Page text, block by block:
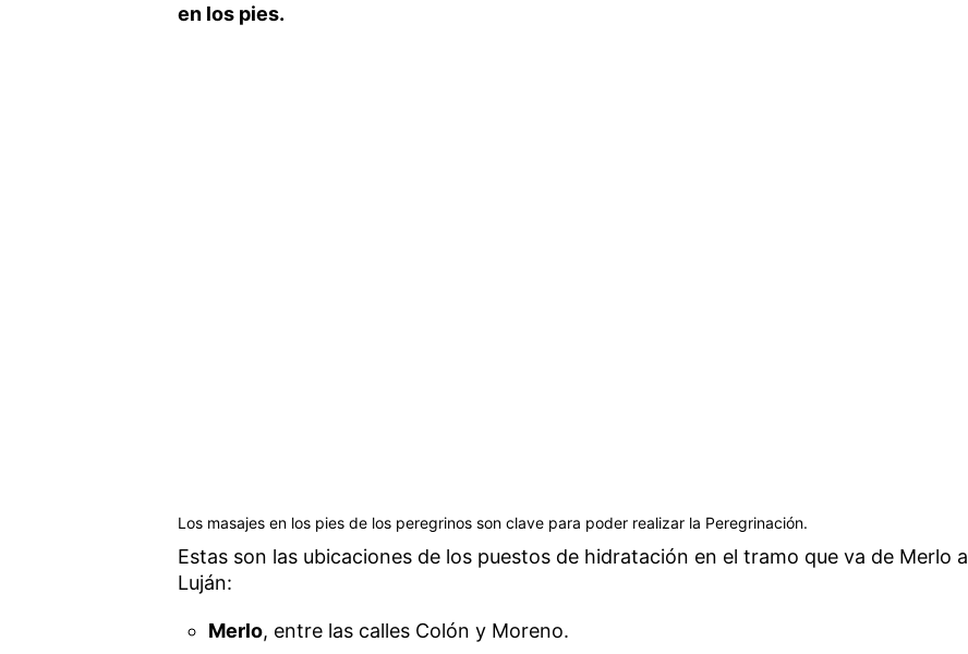
en los pies.
Los masajes en los pies de los peregrinos son clave para poder realizar la Peregrinación.
Estas son las ubicaciones de los puestos de hidratación en el tramo que va de Merlo a
Luján:
Merlo, entre las calles Colón y Moreno.